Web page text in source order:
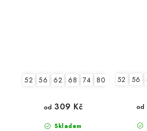
52 56 62 68 74 80 86
Skladem
od 309 Kč
52 56
od